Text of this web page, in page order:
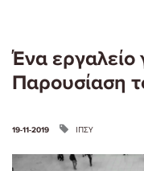
Ένα
Παρουσίαση
19-11-2019 ΙΠΣΥ